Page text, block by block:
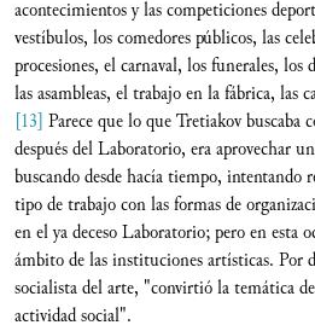
acontecimientos y las competiciones
vestíbulos, los comedores públicos, las
procesiones, el carnaval, los funerales, los
las asambleas, el trabajo en la fábrica, las
[13] Parece que lo que Tretiakov buscaba
después del Laboratorio, era aprovechar
buscando desde hacía tiempo, intentando
tipo de trabajo con las formas de
en el ya deceso Laboratorio; pero en esta
ámbito de las instituciones artísticas. Por
socialista del arte, "convirtió la temática
actividad social".